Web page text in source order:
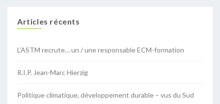
Articles récents
L’ASTM recrute… un / une responsable ECM-formation
R.I.P. Jean-Marc Hierzig
Politique climatique, développement durable – vus du Sud